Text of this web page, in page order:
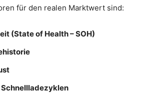
für den realen Marktwert sind:
(State of Health – SOH)